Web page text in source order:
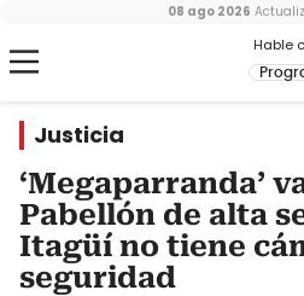
Hable
08 ago 2026
Justicia
‘Megaparranda’
Pabellón de alta
Itagüí no tiene
seguridad